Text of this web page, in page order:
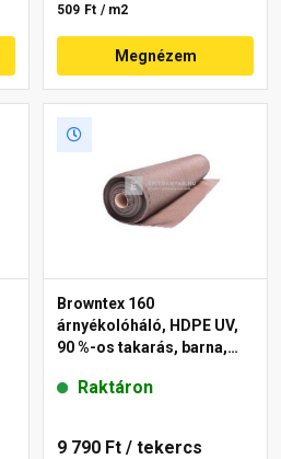
509 Ft / m2
Megnézem
Browntex 160
árnyékolóháló, HDPE UV,
90 %-os takarás, barna,
Raktáron
9 790 Ft / tekercs